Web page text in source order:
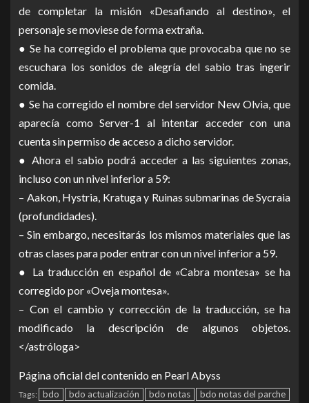
de completar la misión «Desafiando al destino», el
personaje se moviese de forma extraña.
● Se ha corregido el problema que provocaba que no se
escuchara los sonidos de alegría del sabio tras ingerir
comida.
● Se ha corregido el nombre del servidor New Olvia, que
aparecía como Server-1 al intentar acceder con una
cuenta sin permiso de acceso a dicho servidor.
● Ahora el sabio podrá acceder a las siguientes zonas,
incluso con un nivel inferior a 59:
– Aakon, Hystria, Kratuga y Ruinas submarinas de Sycraia
(profundidades).
– Sin embargo, necesitarás los mismos materiales que las
otras clases para poder entrar con un nivel inferior a 59.
● La traducción en español de «Cabra montesa» se ha
corregido por «Oveja montesa».
– Con el cambio y corrección de la traducción, se ha
modificado la descripción de algunos objetos.
</astróloga>
Página oficial del contenido en Pearl Abyss
Tags: bdo bdo actualización bdo notas
bdo notas del parche